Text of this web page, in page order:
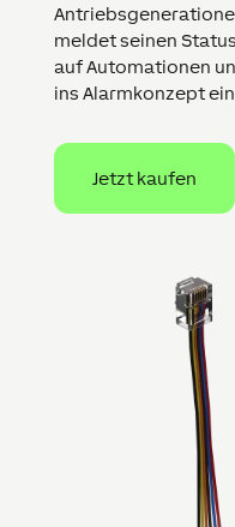
meldet seinen
auf Automationen
ins Alarmkonzept
Jetzt kaufen